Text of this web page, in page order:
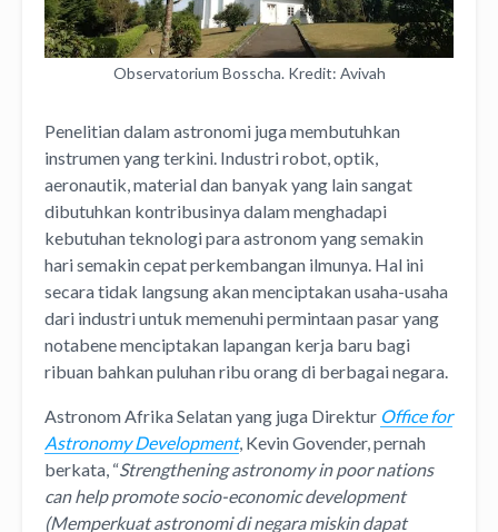
Observatorium Bosscha. Kredit: Avivah
Penelitian dalam astronomi juga membutuhkan
instrumen yang terkini. Industri robot, optik,
aeronautik, material dan banyak yang lain sangat
dibutuhkan kontribusinya dalam menghadapi
kebutuhan teknologi para astronom yang semakin
hari semakin cepat perkembangan ilmunya. Hal ini
secara tidak langsung akan menciptakan usaha-usaha
dari industri untuk memenuhi permintaan pasar yang
notabene menciptakan lapangan kerja baru bagi
ribuan bahkan puluhan ribu orang di berbagai negara.
Astronom Afrika Selatan yang juga Direktur Office for
Astronomy Development, Kevin Govender, pernah
berkata, “Strengthening astronomy in poor nations
can help promote socio-economic development
(Memperkuat astronomi di negara miskin dapat